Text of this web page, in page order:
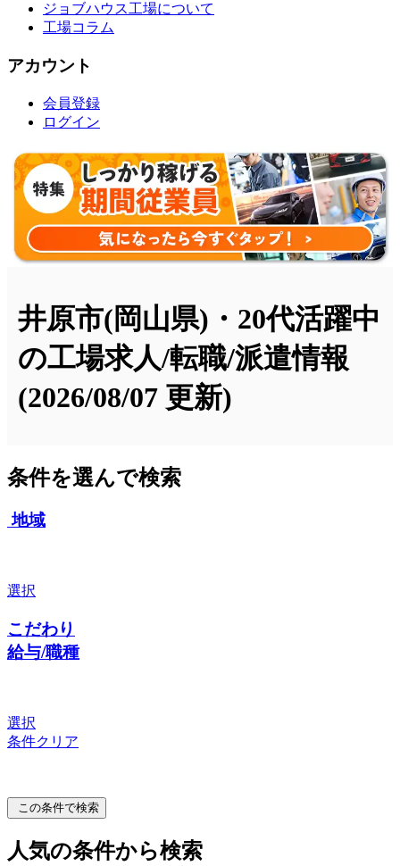
ジョブハウス工場について
工場コラム
アカウント
会員登録
ログイン
井原市(岡山県)・20代活躍中
の工場求人/転職/派遣情報
(2026/08/07 更新)
条件を選んで検索
地域
選択
こだわり
給与/職種
選択
条件クリア
この条件で検索
人気の条件から検索